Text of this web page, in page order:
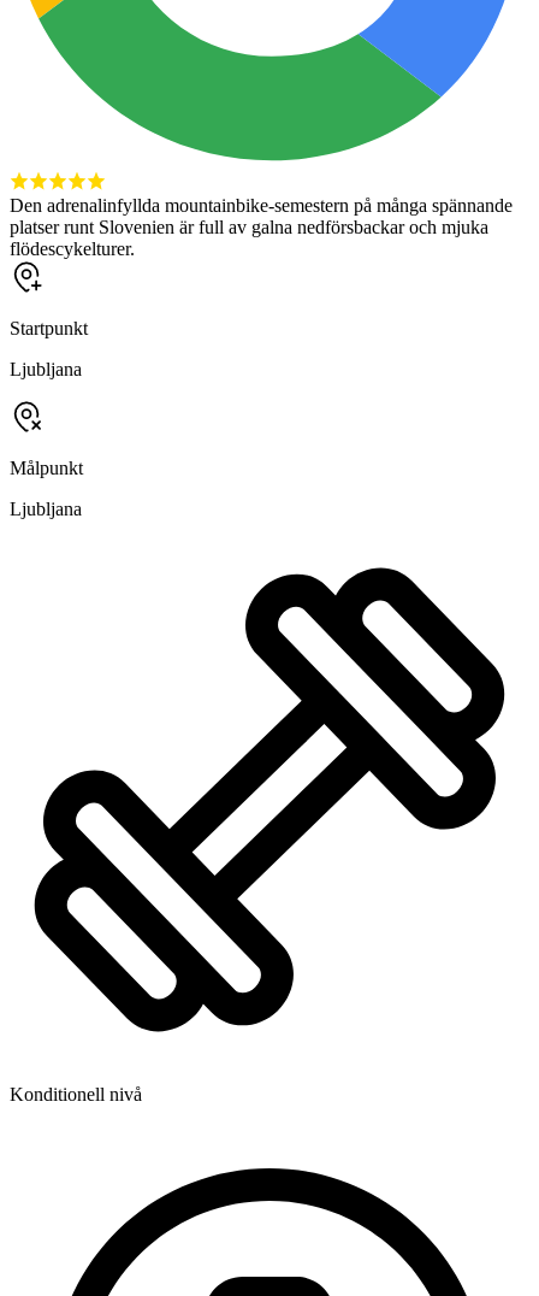
Den adrenalinfyllda mountainbike-semestern på många spännande
platser runt Slovenien är full av galna nedförsbackar och mjuka
flödescykelturer.
Startpunkt
Ljubljana
Målpunkt
Ljubljana
Konditionell nivå